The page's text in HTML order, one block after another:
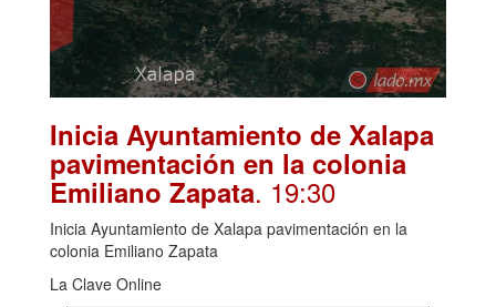
Inicia Ayuntamiento de Xalapa
pavimentación en la colonia
Emiliano Zapata. 19:30
Inicia Ayuntamiento de Xalapa pavimentación en la
colonia Emiliano Zapata
La Clave Online